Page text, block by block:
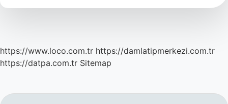
Başbakanlık
https://www.loco.com.tr https://damlatipmerkezi.com.tr
https://datpa.com.tr Sitemap